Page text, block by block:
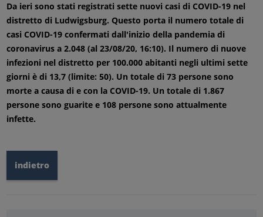
Da ieri sono stati registrati sette nuovi casi di COVID-19 nel
distretto di Ludwigsburg. Questo porta il numero totale di
casi COVID-19 confermati dall'inizio della pandemia di
coronavirus a 2.048 (al 23/08/20, 16:10). Il numero di nuove
infezioni nel distretto per 100.000 abitanti negli ultimi sette
giorni è di 13,7 (limite: 50). Un totale di 73 persone sono
morte a causa di e con la COVID-19. Un totale di 1.867
persone sono guarite e 108 persone sono attualmente
infette.
indietro